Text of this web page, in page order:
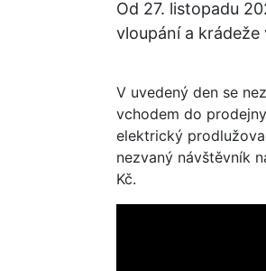
Od 27. listopadu
vloupání a krádeže
V uvedený den se
vchodem do
elektrický
nezvaný návštěvník
Kč.